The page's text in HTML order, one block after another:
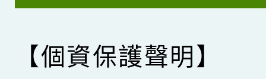
【個資保護聲明】